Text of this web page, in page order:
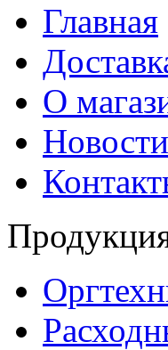
Главная
О
Новости